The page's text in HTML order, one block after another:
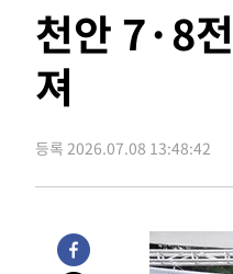
1시간 전 >SK하이닉스, 용인
2시간 전 >여자배구 이재영·
2시간 전 >
2시간 전 >
[속보]종합특검, '
3시간 전 >
외신들도 주목한
천안 7·8
져
등록 2026.07.08 13:48:42